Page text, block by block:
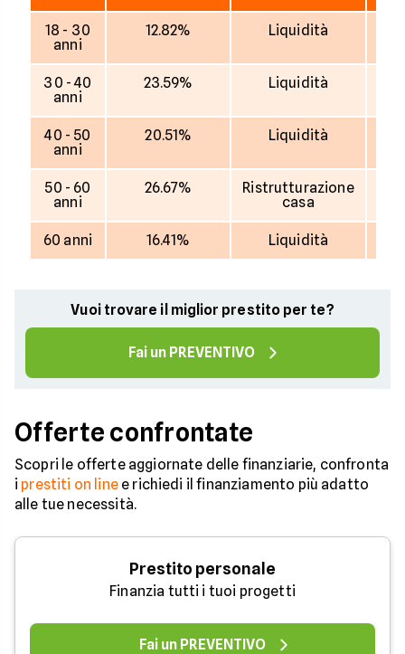
18 - 30
anni
12.82% Liquidità
30 - 40
anni
23.59% Liquidità
40 - 50
anni
20.51% Liquidità
50 - 60
anni
26.67%
Ristrutturazione
casa
60 anni 16.41% Liquidità
Vuoi trovare il miglior prestito per te?
Fai un PREVENTIVO
Offerte confrontate
Scopri le offerte aggiornate delle finanziarie, confronta
i prestiti on linee richiedi il finanziamento più adatto
alle tue necessità.
Prestito personale
Finanzia tutti i tuoi progetti
Fai un PREVENTIVO